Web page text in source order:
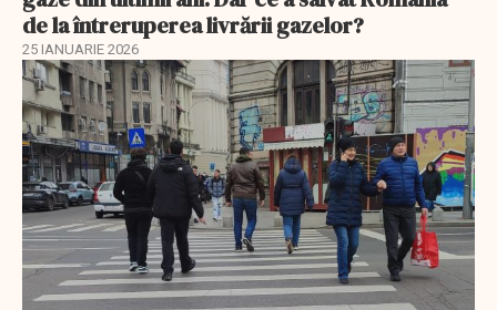
de la întreruperea livrării gazelor?
25 IANUARIE 2026